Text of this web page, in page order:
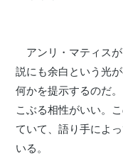
アンリ・マティスが
説にも余白という光
何かを提示するのだ
こぶる相性がいい。
ていて、語り手によ
いる。